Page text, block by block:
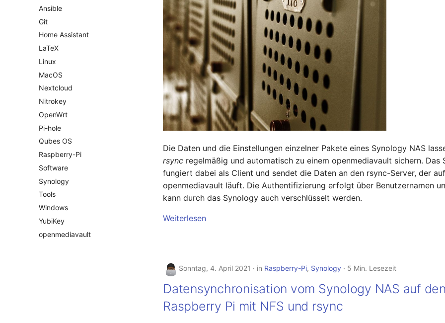
Ansible
Git
Home Assistant
LaTeX
Linux
MacOS
Nextcloud
Nitrokey
OpenWrt
Pi-hole
Qubes OS
Raspberry-Pi
Software
Synology
Tools
Windows
YubiKey
openmediavault
Die Daten und die Einstellungen einzelner Pakete eines Synology NAS
rsync regelmäßig und automatisch zu einem openmediavault sichern. Das
fungiert dabei als Client und sendet die Daten an den rsync-Server, der
openmediavault läuft. Die Authentifizierung erfolgt über Benutzernamen
kann durch das Synology auch verschlüsselt werden.
Weiterlesen
Sonntag, 4. April 2021 in Raspberry-Pi, Synology 5 Min. Lesezeit
Datensynchronisation vom Synology NAS auf den
Raspberry Pi mit NFS und rsync